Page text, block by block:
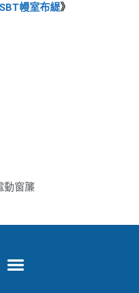
幔室布緹》
動窗簾